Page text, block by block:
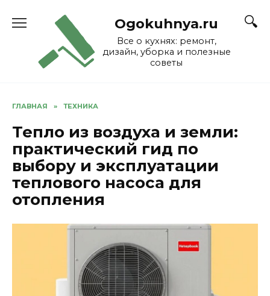
Ogokuhnya.ru
Все о кухнях: ремонт,
дизайн, уборка и полезные
советы
ГЛАВНАЯ » ТЕХНИКА
Тепло из воздуха и земли:
практический гид по
выбору и эксплуатации
теплового насоса для
отопления